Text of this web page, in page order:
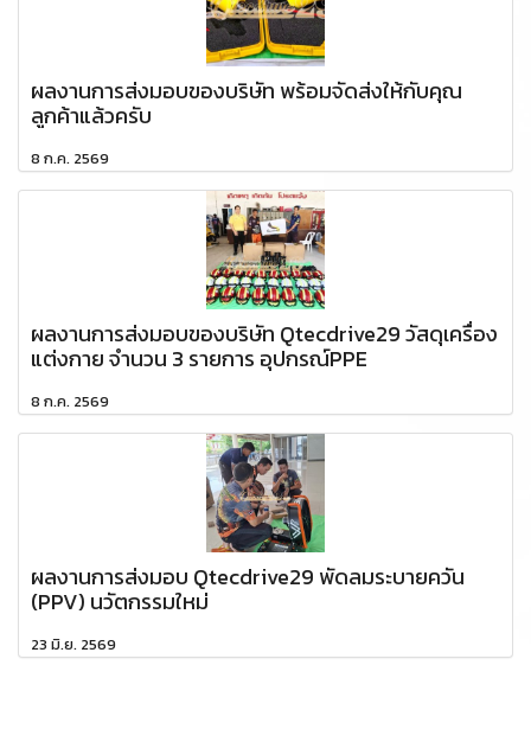
ผลงานการส่งมอบของบริษัท พร้อมจัดส่งให้กับคุณ
ลูกค้าแล้วครับ
8 ก.ค. 2569
ผลงานการส่งมอบของบริษัท Qtecdrive29 วัสดุเครื่อง
แต่งกาย จำนวน 3 รายการ อุปกรณ์PPE
8 ก.ค. 2569
ผลงานการส่งมอบ Qtecdrive29 พัดลมระบายควัน
(PPV) นวัตกรรมใหม่
23 มิ.ย. 2569